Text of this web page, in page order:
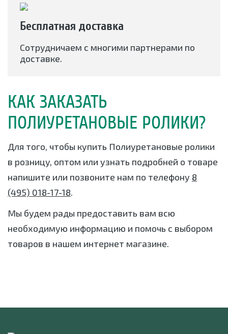
Бесплатная доставка
Сотрудничаем с многими партнерами по
доставке.
КАК ЗАКАЗАТЬ
ПОЛИУРЕТАНОВЫЕ РОЛИКИ?
Для того, чтобы купить Полиуретановые ролики
в розницу, оптом или узнать подробней о товаре
напишите или позвоните нам по телефону 8
(495) 018-17-18.
Мы будем рады предоставить вам всю
необходимую информацию и помочь с выбором
товаров в нашем интернет магазине.